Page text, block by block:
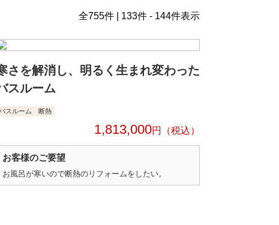
全755件 | 133件 - 144件表示
さを解消し、明るく生まれ変わった
スルーム
バスルーム 断熱
1,813,000円
お客様のご要望
お風呂が寒いので断熱のリフォームをしたい。